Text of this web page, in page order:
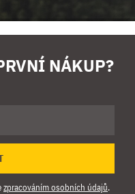
NÁKUP?
zpracováním osobních údajů.